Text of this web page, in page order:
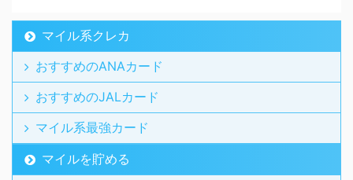
マイル系クレカ
おすすめのANAカード
おすすめのJALカード
マイル系最強カード
マイルを貯める